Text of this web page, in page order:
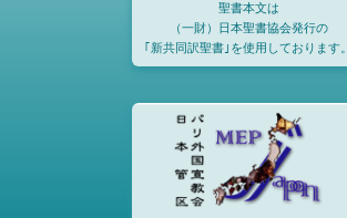
聖書本文は
（一財）日本聖書協会発行の
｢新共同訳聖書｣を使用しております。